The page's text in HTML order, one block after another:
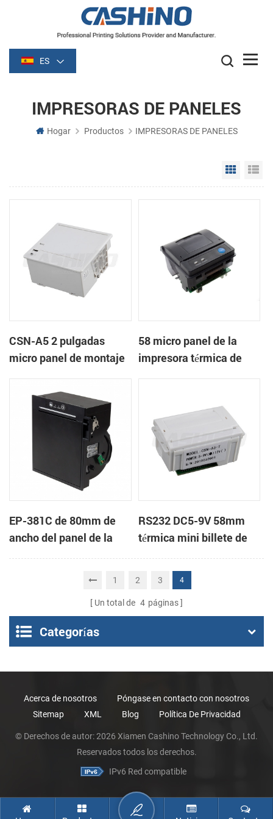
ES
IMPRESORAS DE PANELES
Hogar Productos IMPRESORAS DE PANELES
Grid
CSN-A5 2 pulgadas
micro panel de montaje
de recibos
58 micro panel de la
impresora térmica de
EP-381C de 80mm de
ancho del panel de la
RS232 DC5-9V 58mm
térmica mini billete de
1 2 3 4
Un total de 4 páginas
Categorías
Acerca de nosotros
Póngase en contacto con nosotros
Sitemap
XML Blog Política De Privacidad
© Derechos de autor: 2026 Xiamen Cashino Technology Co., Ltd.
Reservados todos los derechos.
IPv6 Red compatible